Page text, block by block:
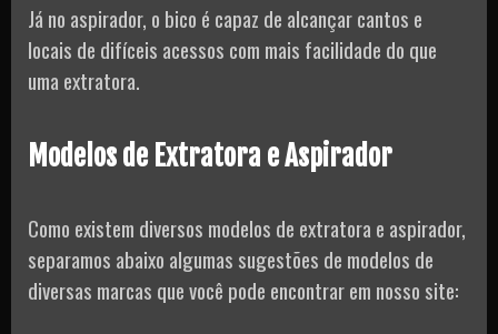
Já no aspirador, o bico é capaz de alcançar cantos e
locais de difíceis acessos com mais facilidade do que
uma extratora.
Modelos de Extratora e Aspirador
Como existem diversos modelos de extratora e aspirador,
separamos abaixo algumas sugestões de modelos de
diversas marcas que você pode encontrar em nosso site: